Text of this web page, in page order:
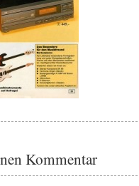
Kommentar